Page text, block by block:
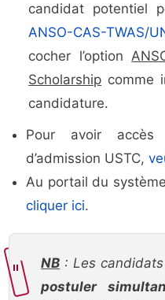
candidat potentiel
ANSO-CAS-TWAS/
cocher l’option
Scholarship comme
candidature.
Pour avoir
d’admission USTC,
Au portail du
cliquer ici.
NB : Les candidats
postuler